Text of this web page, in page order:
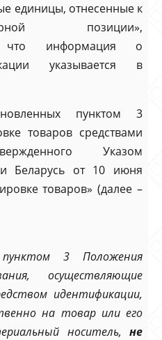
единицы, отнесенные к
позиции»,
что информация о
указывается в
пунктом 3
товаров средствами
Указом
Беларусь от 10 июня
товаров» (далее –
3 Положения
осуществляющие
идентификации,
на товар или его
носитель, не